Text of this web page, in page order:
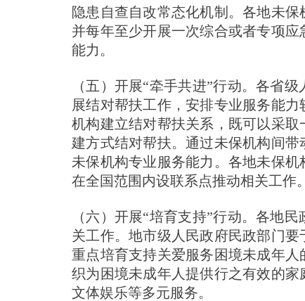
隐患自查自改常态化机制。各地未
并每年至少开展一次综合或者专项
能力。
（五）开展“牵手共进”行动。各省
展结对帮扶工作，安排专业服务能
机构建立结对帮扶关系，既可以采
建方式结对帮扶。通过未保机构间
未保机构专业服务能力。各地未保
在全国范围内设联系点推动相关工作。
（六）开展“培育支持”行动。各地
关工作。地市级人民政府民政部门要
重点培育支持关爱服务困境未成年
织为困境未成年人提供行之有效的家
文体娱乐等多元服务。